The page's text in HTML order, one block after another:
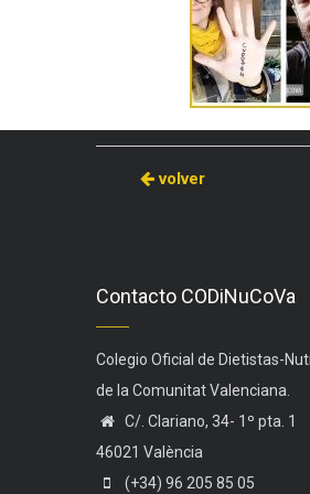
volver
Contacto CODiNuCoVa
Colegio Oficial de Dietistas-
de la Comunitat Valenciana.
C/. Clariano, 34- 1º pta. 1
46021 València
(+34) 96 205 85 05